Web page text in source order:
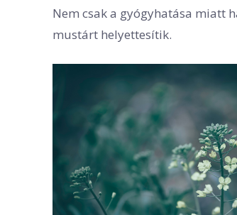
Nem csak a gyógyhatása miatt
mustárt helyettesítik.